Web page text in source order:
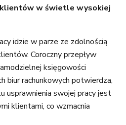
w świetle wysokiej
idzie w parze ze zdolnością
Coroczny przepływ
księgowości
biur rachunkowych potwierdza,
usprawnienia swojej pracy jest
klientami, co wzmacnia